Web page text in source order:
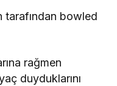
tarafından bowled
rağmen
duyduklarını